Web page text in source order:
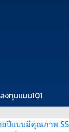
ลงทุนแมน101